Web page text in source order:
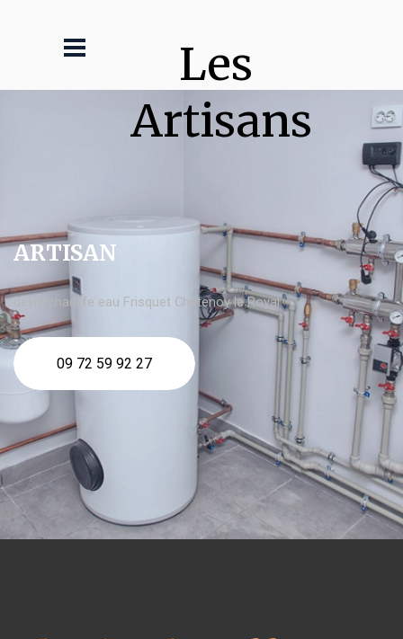
Les
Artisans
ARTISAN
devis chauffe eau Frisquet Châtenoy le Royal
09 72 59 92 27